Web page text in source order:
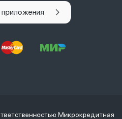
Микрокредитная